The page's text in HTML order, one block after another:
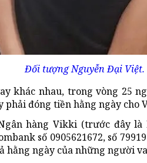
Đối tượng Nguyễn Đại Việt.
khác nhau, trong vòng 25
phải đóng tiền hằng ngày cho
hàng Vikki (trước đây là
số 0905621672, số
hằng ngày của những người